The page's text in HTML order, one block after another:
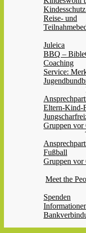
Reise- und
Juleica
BBQ –
Coaching
Service:
Eltern-Kind-
Gruppen vor
Fußball
Gruppen vor
Meet the
Spenden